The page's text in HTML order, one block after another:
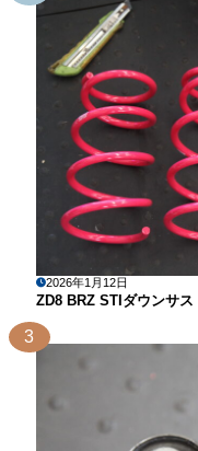
2026年1月12日
ZD8 BRZ STIダウンサス
3